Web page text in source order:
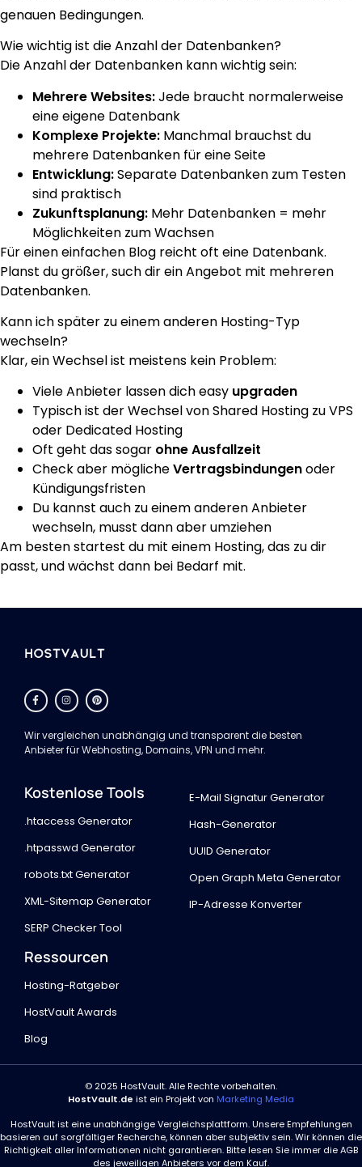
genauen Bedingungen.
Wie wichtig ist die Anzahl der Datenbanken?
Die Anzahl der Datenbanken kann wichtig sein:
Mehrere Websites:Jede braucht normalerweise
eine eigene Datenbank
Komplexe Projekte: Manchmal brauchst du
mehrere Datenbanken für eine Seite
Entwicklung:Separate Datenbanken zum Testen
sind praktisch
Zukunftsplanung: Mehr Datenbanken = mehr
Möglichkeiten zum Wachsen
Für einen einfachen Blog reicht oft eine Datenbank.
Planst du größer, such dir ein Angebot mit mehreren
Datenbanken.
Kann ich später zu einem anderen Hosting-Typ
wechseln?
Klar, ein Wechsel ist meistens kein Problem:
Viele Anbieter lassen dich easy upgraden
Typisch ist der Wechsel von Shared Hosting zu VPS
oder Dedicated Hosting
Oft geht das sogar ohne Ausfallzeit
Check aber möglicheVertragsbindungenoder
Kündigungsfristen
Du kannst auch zu einem anderen Anbieter
wechseln, musst dann aber umziehen
Am besten startest du mit einem Hosting, das zu dir
passt, und wächst dann bei Bedarf mit.
Wir vergleichen unabhängig und transparent die besten
Anbieter für Webhosting, Domains, VPN und mehr.
Kostenlose Tools
.htaccess Generator
.htpasswd Generator
robots.txt Generator
XML-Sitemap Generator
SERP Checker Tool
E-Mail Signatur Generator
Hash-Generator
UUID Generator
Open Graph Meta Generator
IP-Adresse Konverter
Ressourcen
Hosting-Ratgeber
HostVault Awards
Blog
© 2025 HostVault. Alle Rechte vorbehalten.
HostVault.de ist ein Projekt von Marketing Media
HostVault ist eine unabhängige Vergleichsplattform. Unsere Empfehlungen
basieren auf sorgfältiger Recherche, können aber subjektiv sein. Wir können die
Richtigkeit aller Informationen nicht garantieren. Bitte lesen Sie immer die AGB
des jeweiligen Anbieters vor dem Kauf.